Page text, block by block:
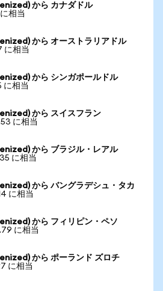
から カナダドル
相当
から オーストラリアドル
に相当
から シンガポールドル
に相当
から スイスフラン
に相当
から ブラジル・レアル
に相当
から バングラデシュ・タカ
に相当
から フィリピン・ペソ
に相当
から ポーランド ズロチ
に相当